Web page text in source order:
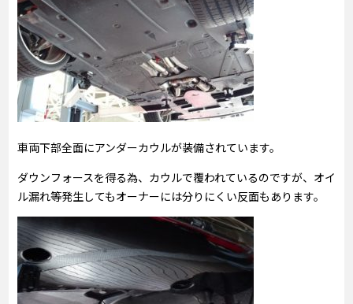
車両下部全面にアンダーカウルが装備されています。
ダウンフォースを得る為、カウルで覆われているのですが、オイ
ル漏れ等発生してもオーナーには分りにくい反面もあります。